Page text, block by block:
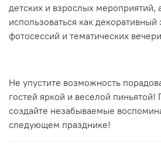
детских и взрослых мероприятий,
использоваться как
фотосессий и тематических
Не упустите возможность
гостей яркой и веселой пиньятой!
создайте незабываемые
следующем празднике!